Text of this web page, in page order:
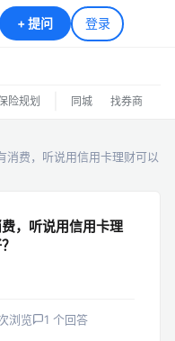
+提问 登录
险规划 同城 找券商
消费，听说用信用卡理财可以
，听说用信用卡理
浏览 1 个回答